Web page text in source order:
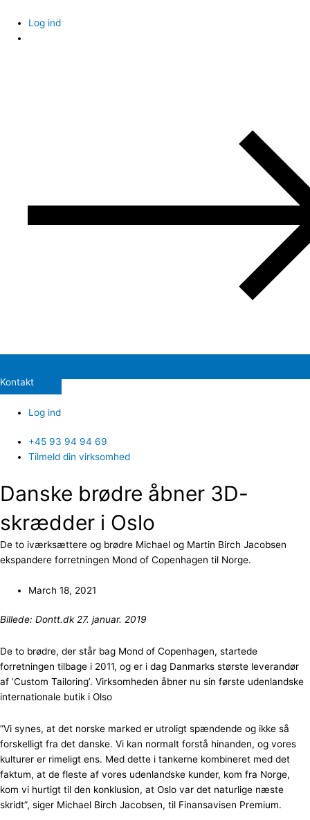
content
Log ind
Kontakt
Log ind
+45 93 94 94 69
Tilmeld din virksomhed
Danske brødre åbner 3D-
skrædder i Oslo
De to iværksættere og brødre Michael og Martin Birch Jacobsen
ekspandere forretningen Mond of Copenhagen til Norge.
March 18, 2021
Billede: Dontt.dk 27. januar. 2019
De to brødre, der står bag Mond of Copenhagen, startede
forretningen tilbage i 2011, og er i dag Danmarks største leverandør
af ’Custom Tailoring’. Virksomheden åbner nu sin første udenlandske
internationale butik i Olso
”Vi synes, at det norske marked er utroligt spændende og ikke så
forskelligt fra det danske. Vi kan normalt forstå hinanden, og vores
kulturer er rimeligt ens. Med dette i tankerne kombineret med det
faktum, at de fleste af vores udenlandske kunder, kom fra Norge,
kom vi hurtigt til den konklusion, at Oslo var det naturlige næste
skridt”, siger Michael Birch Jacobsen, til Finansavisen Premium.